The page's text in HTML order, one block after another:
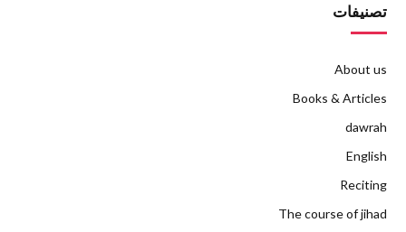
تصنيفات
About us
Books & Articles
dawrah
English
Reciting
The course of jihad